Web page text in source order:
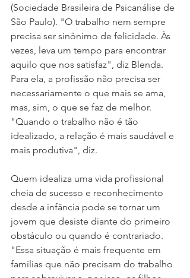
(Sociedade Brasileira de Psicanálise de
São Paulo). "O trabalho nem sempre
precisa ser sinônimo de felicidade. Às
vezes, leva um tempo para encontrar
aquilo que nos satisfaz", diz Blenda.
Para ela, a profissão não precisa ser
necessariamente o que mais se ama,
mas, sim, o que se faz de melhor.
"Quando o trabalho não é tão
idealizado, a relação é mais saudável e
mais produtiva", diz.
Quem idealiza uma vida profissional
cheia de sucesso e reconhecimento
desde a infância pode se tornar um
jovem que desiste diante do primeiro
obstáculo ou quando é contrariado.
"Essa situação é mais frequente em
famílias que não precisam do trabalho